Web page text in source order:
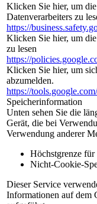
Klicken Sie hier, um
Datenverarbeiters zu
https://
Klicken Sie hier, um
zu lesen
https://
Klicken Sie hier, um
abzumelden.
https://
Speicherinformation
Unten sehen Sie die
Gerät, die bei
Verwendung anderer
Höchstgrenze
Nicht-Cookie-
Dieser Service
Informationen auf dem